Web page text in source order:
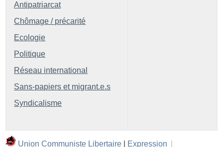
Antipatriarcat
Chômage / précarité
Ecologie
Politique
Réseau international
Sans-papiers et migrant.e.s
Syndicalisme
Union Communiste Libertaire Expression